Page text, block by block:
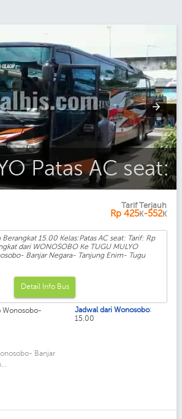
Patas AC seat:
Tarif Terjauh
Rp 425K-552K
15.00 Kelas:Patas AC seat: Tarif: Rp
dari WONOSOBO Ke TUGU MULYO
Banjar Negara- Tanjung Enim- Tugu
Detail Info Bus
Wonosobo-
Banjar
Jadwal dari Wonosobo:
15.00